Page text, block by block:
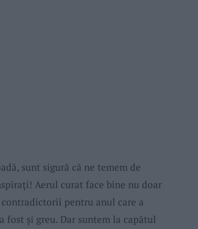
sunt sigură că ne temem de
Aerul curat face bine nu doar
pentru anul care a
şi greu. Dar suntem la capătul